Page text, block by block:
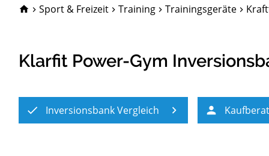
TopRatgeber24.de
Sport & Freizeit Training Trainingsgeräte
Klarfit Power-Gym
Inversionsbank Vergleich